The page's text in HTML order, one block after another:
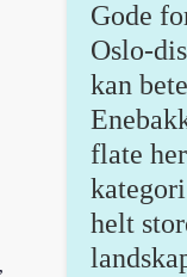
Gode
Oslo-
kan
flate
helt